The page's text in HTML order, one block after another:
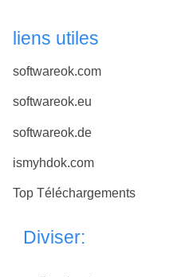
liens utiles
softwareok.com
softwareok.eu
softwareok.de
ismyhdok.com
Top Téléchargements
Diviser: